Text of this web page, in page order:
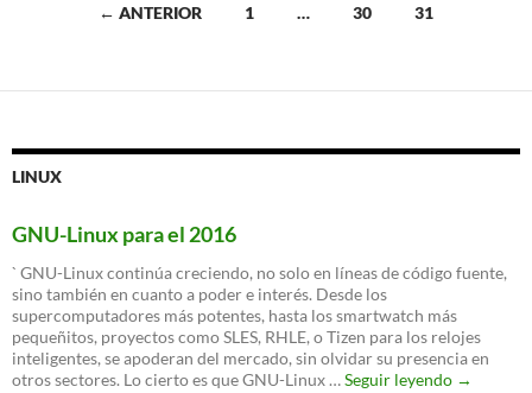
las
← ANTERIOR 1 … 30 31
LINUX
GNU-Linux para el 2016
` GNU-Linux continúa creciendo, no solo en líneas de código fuente,
sino también en cuanto a poder e interés. Desde los
supercomputadores más potentes, hasta los smartwatch más
pequeñitos, proyectos como SLES, RHLE, o Tizen para los relojes
inteligentes, se apoderan del mercado, sin olvidar su presencia en
otros sectores. Lo cierto es que GNU-Linux …Seguir leyendo GNU-
→